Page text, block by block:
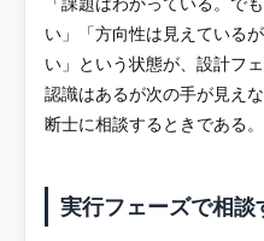
い」「方向性は見えている
い」という状態が、設計フ
認識はあるが次の手が見え
断士に相談するときである。
実行フェーズで相談